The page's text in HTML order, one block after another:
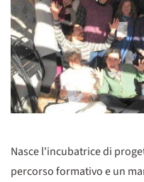
Nasce l'incubatrice di
percorso formativo e un